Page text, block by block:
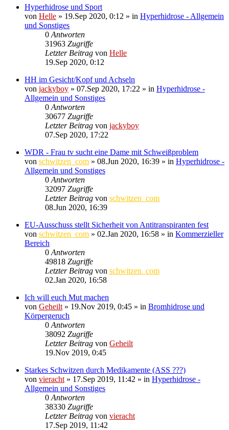
Hyperhidrose und Sport
von Helle » 19.Sep 2020, 0:12 » in Hyperhidrose - Allgemein
und Sonstiges
0 Antworten
31963 Zugriffe
Letzter Beitrag von Helle
19.Sep 2020, 0:12
HH im Gesicht/Kopf und Achseln
von jackyboy » 07.Sep 2020, 17:22 » in Hyperhidrose -
Allgemein und Sonstiges
0 Antworten
30677 Zugriffe
Letzter Beitrag von jackyboy
07.Sep 2020, 17:22
WDR - Frau tv sucht eine Dame mit Schweißproblem
von schwitzen_com » 08.Jun 2020, 16:39 » in Hyperhidrose -
Allgemein und Sonstiges
0 Antworten
32097 Zugriffe
Letzter Beitrag von schwitzen_com
08.Jun 2020, 16:39
EU-Ausschuss stellt Sicherheit von Antitranspiranten fest
von schwitzen_com » 02.Jan 2020, 16:58 » in Kommerzieller
Bereich
0 Antworten
49818 Zugriffe
Letzter Beitrag von schwitzen_com
02.Jan 2020, 16:58
Ich will euch Mut machen
von Geheilt » 19.Nov 2019, 0:45 » in Bromhidrose und
Körpergeruch
0 Antworten
38092 Zugriffe
Letzter Beitrag von Geheilt
19.Nov 2019, 0:45
Starkes Schwitzen durch Medikamente (ASS ???)
von vieracht » 17.Sep 2019, 11:42 » in Hyperhidrose -
Allgemein und Sonstiges
0 Antworten
38330 Zugriffe
Letzter Beitrag von vieracht
17.Sep 2019, 11:42